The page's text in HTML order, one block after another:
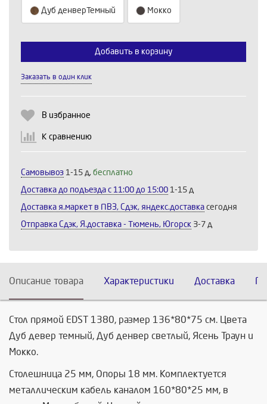
Дуб денверТемный Мокко
Выберите количество:
Продолжить Отмена
Добавить в корзину
Заказать в один клик
В избранное
К сравнению
Самовывоз 1-15 д, бесплатно
Доставка до подъезда c 11:00 до 15:00 1-15 д
Доставка я.маркет в ПВЗ, Сдэк, яндекс.доставка сегодня
Отправка Сдэк, Я.доставка - Тюмень, Югорск 3-7 д
Описание товара Характеристики Доставка
Стол прямой EDST 1380, размер 136*80*75 см. Цвета
Дуб девер темный, Дуб денвер светлый, Ясень Траун и
Мокко.
Столешница 25 мм, Опоры 18 мм. Комплектуется
металлическим кабель каналом 160*80*25 мм, в